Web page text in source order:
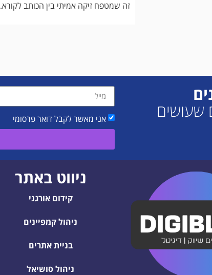
זה שמטפח זיקה אמיתי בין הכותב לקורא.
שעושים אני מאשר לקבל דואר פרסומי
ניווט באתר
קידום אורגני
ניהול קמפיינים
בניית אתרים
ניהול סושיאל